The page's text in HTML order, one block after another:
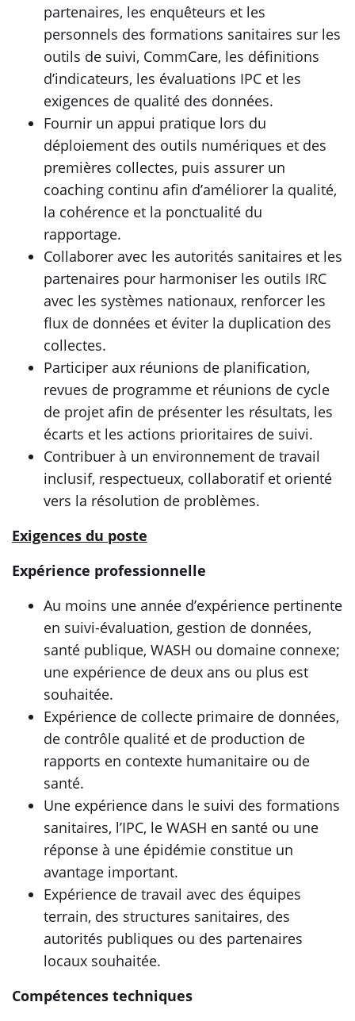
partenaires, les enquêteurs et les
personnels des formations sanitaires sur les
outils de suivi, CommCare, les définitions
d’indicateurs, les évaluations IPC et les
exigences de qualité des données.
Fournir un appui pratique lors du
déploiement des outils numériques et des
premières collectes, puis assurer un
coaching continu afin d’améliorer la qualité,
la cohérence et la ponctualité du
rapportage.
Collaborer avec les autorités sanitaires et les
partenaires pour harmoniser les outils IRC
avec les systèmes nationaux, renforcer les
flux de données et éviter la duplication des
collectes.
Participer aux réunions de planification,
revues de programme et réunions de cycle
de projet afin de présenter les résultats, les
écarts et les actions prioritaires de suivi.
Contribuer à un environnement de travail
inclusif, respectueux, collaboratif et orienté
vers la résolution de problèmes.
Exigences du poste
Expérience professionnelle
Au moins une année d’expérience pertinente
en suivi-évaluation, gestion de données,
santé publique, WASH ou domaine connexe;
une expérience de deux ans ou plus est
souhaitée.
Expérience de collecte primaire de données,
de contrôle qualité et de production de
rapports en contexte humanitaire ou de
santé.
Une expérience dans le suivi des formations
sanitaires, l’IPC, le WASH en santé ou une
réponse à une épidémie constitue un
avantage important.
Expérience de travail avec des équipes
terrain, des structures sanitaires, des
autorités publiques ou des partenaires
locaux souhaitée.
Compétences techniques